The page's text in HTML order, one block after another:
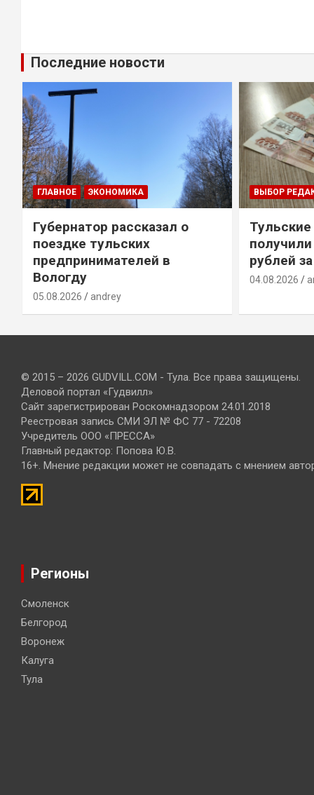
Последние новости
ГЛАВНОЕ ЭКОНОМИКА
Губернатор рассказал о
поездке тульских
предпринимателей в
Вологду
05.08.2026 andrey
ВЫБОР
рублей
04.08.2026
© 2015 – 2026 GUDVILL.COM - Тула. Все права защищены.
Деловой портал «Гудвилл»
Сайт зарегистрирован Роскомнадзором 24.01.2018
Реестровая запись СМИ ЭЛ № ФС 77 - 72208
Учредитель ООО «ПРЕССА»
Главный редактор: Попова Ю.В.
16+. Мнение редакции может не совпадать с мнением
Регионы
Смоленск
Белгород
Воронеж
Калуга
Тула